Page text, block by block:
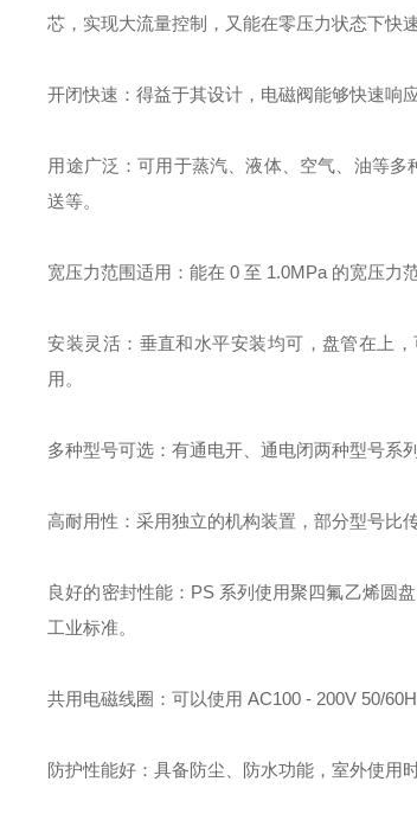
芯，实现大流量控制，又能在零压力状态下快
开闭快速：得益于其设计，电磁阀能够快速响
用途广泛：可用于蒸汽、液体、空气、油等
送等。
宽压力范围适用：能在 0 至 1.0MPa 的宽压力
安装灵活：垂直和水平安装均可，盘管在上
用。
多种型号可选：有通电开、通电闭两种型号系
高耐用性：采用独立的机构装置，部分型号比
良好的密封性能：PS 系列使用聚四氟乙烯圆
工业标准。
共用电磁线圈：可以使用 AC100 - 200V 50/
防护性能好：具备防尘、防水功能，室外使用